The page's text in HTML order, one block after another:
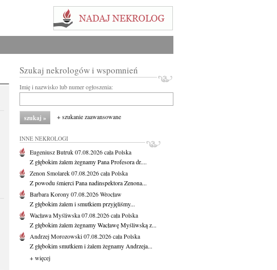
Szukaj nekrologów i wspomnień
Imię i nazwisko lub numer ogłoszenia:
+ szukanie zaawansowane
INNE NEKROLOGI
Eugeniusz Butruk07.08.2026cała Polska
Z głębokim żalem żegnamy Pana Profesora dr....
Zenon Smolarek07.08.2026cała Polska
Z powodu śmierci Pana nadinspektora Zenona...
Barbara Korony07.08.2026Wrocław
Z głębokim żalem i smutkiem przyjęliśmy...
Wacława Myśliwska07.08.2026cała Polska
Z głębokim żalem żegnamy Wacławę Myśliwską z...
Andrzej Morozowski07.08.2026cała Polska
Z głębokim smutkiem i żalem żegnamy Andrzeja...
+ więcej